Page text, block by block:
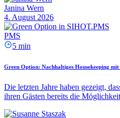
Janina Wern
4. August 2026
PMS
5 min
Green Option: Nachhaltiges Housekeeping
Die letzten Jahre haben gezeigt,
ihren Gästen bereits die